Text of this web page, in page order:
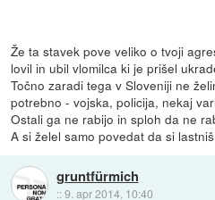
Že ta stavek pove veliko o tvoji
lovil in ubil vlomilca ki je prišel
Točno zaradi tega v Sloveniji ne
potrebno - vojska, policija, nekaj
Ostali ga ne rabijo in sploh da ne
A si želel samo povedat da si
gruntfürmich
::9. apr 2014, 10:40